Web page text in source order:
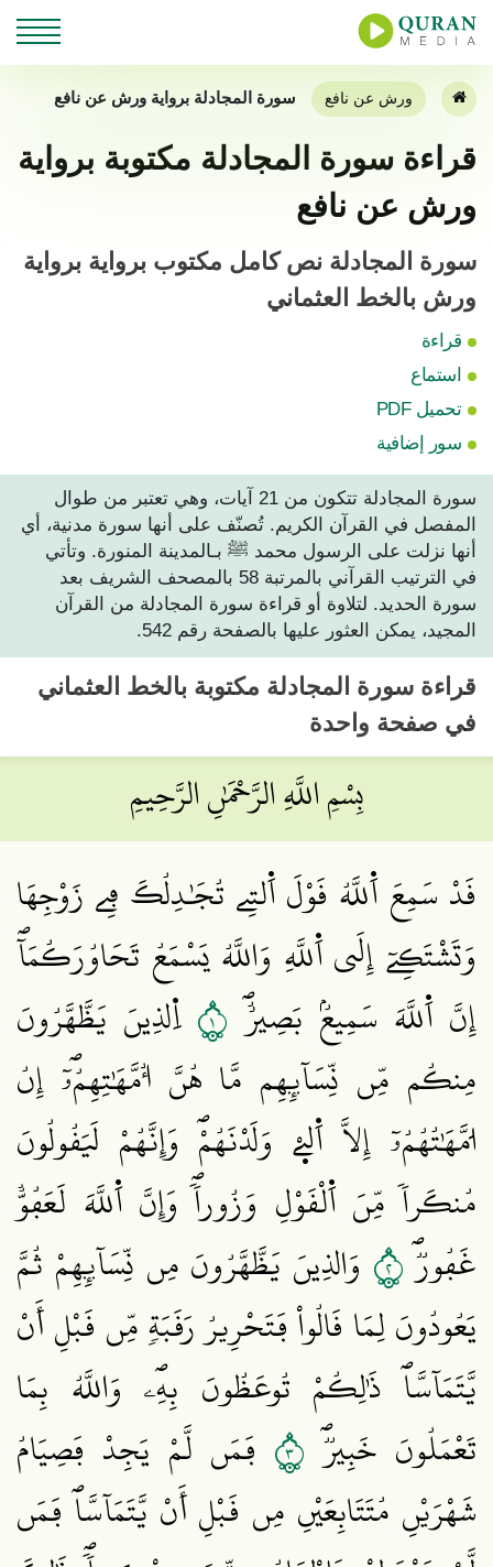
ورش عن نافع سورة المجادلة برواية ورش عن نافع
قراءة سورة المجادلة مكتوبة برواية
ورش عن نافع
سورة المجادلة نص كامل مكتوب برواية برواية
ورش بالخط العثماني
قراءة
استماع
تحميل PDF
سور إضافية
سورة المجادلة تتكون من 21 آيات، وهي تعتبر من طوال
المفصل في القرآن الكريم. تُصنّف على أنها سورة مدنية، أي
أنها نزلت على الرسول محمد ﷺ بـالمدينة المنورة. وتأتي
في الترتيب القرآني بالمرتبة 58 بالمصحف الشريف بعد
سورة الحديد. لتلاوة أو قراءة سورة المجادلة من القرآن
المجيد، يمكن العثور عليها بالصفحة رقم 542.
قراءة سورة المجادلة مكتوبة بالخط العثماني
في صفحة واحدة
بِسْمِ اللَّهِ الرَّحْمَٰنِ الرَّحِيمِ
قَدْ سَمِعَ اَ۬للَّهُ قَوْلَ اَ۬لتِے تُجَٰدِلُكَ فِے زَوْجِهَا
وَتَشْتَكِےٓ إِلَي اَ۬للَّهِ وَاللَّهُ يَسْمَعُ تَحَاوُرَكُمَآۖ
إِنَّ اَ۬للَّهَ سَمِيعُۢ بَصِيرٌۖ ١ اِ۬لذِينَ يَظَّهَّرُونَ
مِنكُم مِّن نِّسَآئِهِم مَّا هُنَّ أُمَّهَٰتِهِمُۥٓۖ إِنُ
ا۟مَّهَٰتُهُمُۥٓ إِلَّا اَ۬ل۪ےْ وَلَدْنَهُمْۖ وَإِنَّهُمْ لَيَقُولُونَ
مُنكَراٗ مِّنَ اَ۬لْقَوْلِ وَزُوراٗۖ وَإِنَّ اَ۬للَّهَ لَعَفُوٌّ
غَفُورٞۖ٢ وَالذِينَ يَظَّهَّرُونَ مِن نِّسَآئِهِمْ ثُمَّ
يَعُودُونَ لِمَا قَالُواْ فَتَحْرِيرُ رَقَبَةٖ مِّن قَبْلِ أَنْ
يَّتَمَآسَّاۖ ذَٰلِكُمْ تُوعَظُونَ بِهِۦۖ وَاللَّهُ بِمَا
تَعْمَلُونَ خَبِيرٞۖ ٣ فَمَن لَّمْ يَجِدْ فَصِيَامُ
شَهْرَيْنِ مُتَتَابِعَيْنِ مِن قَبْلِ أَنْ يَّتَمَآسَّاۖ فَمَن